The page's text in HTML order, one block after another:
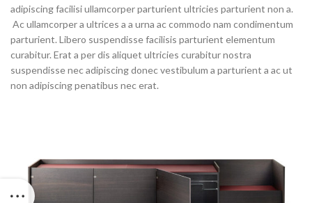
adipiscing facilisi ullamcorper parturient ultricies parturient non a.
Ac ullamcorper a ultrices a a urna ac commodo nam condimentum
parturient. Libero suspendisse facilisis parturient elementum
curabitur. Erat a per dis aliquet ultricies curabitur nostra
suspendisse nec adipiscing donec vestibulum a parturient a ac ut
non adipiscing penatibus nec erat.